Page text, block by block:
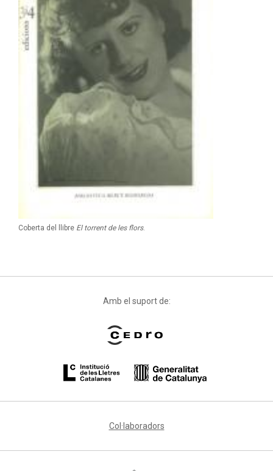
Coberta del llibre El torrent de les flors.
Amb el suport de:
Col·laboradors